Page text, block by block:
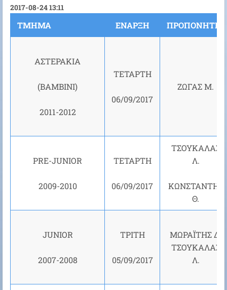
2017-08-24 13:11
ΤΜΗΜΑ ΕΝΑΡΞΗ ΠΡΟΠΟΝΗΤΕΣ
ΑΣΤΕΡΑΚΙΑ
(ΒΑΜΒΙΝΙ)
2011-2012
ΤΕΤΑΡΤΗ
06/09/2017
ΖΩΓΑΣ Μ.
PRE-JUNIOR
2009-2010
ΤΕΤΑΡΤΗ
06/09/2017
ΤΣΟΥΚΑΛΑΣ
Λ.
ΚΩΝΣΤΑΝΤΗΣ
Θ.
JUNIOR
2007-2008
ΤΡΙΤΗ
05/09/2017
ΜΩΡΑΪΤΗΣ Δ.
ΤΣΟΥΚΑΛΑΣ
Λ.